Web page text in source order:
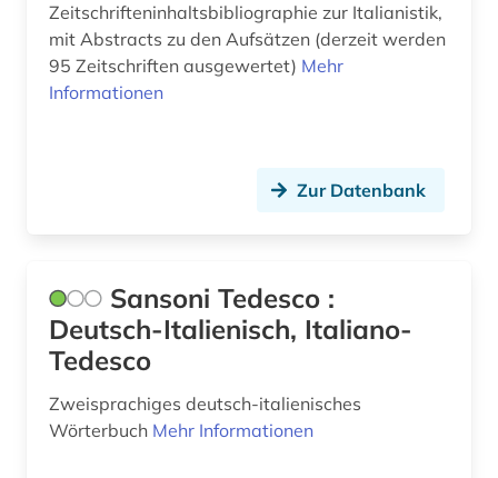
Zeitschrifteninhaltsbibliographie zur Italianistik,
mit Abstracts zu den Aufsätzen (derzeit werden
95 Zeitschriften ausgewertet) Mehr
Informationen
Zur Datenbank
Sansoni Tedesco :
Deutsch-Italienisch, Italiano-
Tedesco
Zweisprachiges deutsch-italienisches
Wörterbuch Mehr Informationen